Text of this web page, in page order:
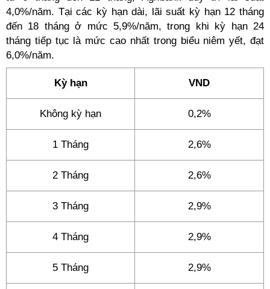
4,0%/năm. Tại các kỳ hạn dài, lãi suất kỳ hạn 12 tháng
đến 18 tháng ở mức 5,9%/năm, trong khi kỳ hạn 24
tháng tiếp tục là mức cao nhất trong biểu niêm yết, đạt
6,0%/năm.
Kỳ hạn VND
Không kỳ hạn 0,2%
1 Tháng 2,6%
2 Tháng 2,6%
3 Tháng 2,9%
4 Tháng 2,9%
5 Tháng 2,9%